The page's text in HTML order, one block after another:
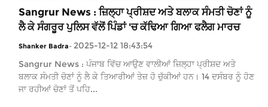
Sangrur News : ਜ਼ਿਲ੍ਹਾ ਪ੍ਰੀਸ਼ਦ ਅਤੇ ਬਲਾਕ ਸੰਮਤੀ ਚੋਣਾਂ ਨੂੰ
ਲੈ ਕੇ ਸੰਗਰੂਰ ਪੁਲਿਸ ਵੱਲੋਂ ਪਿੰਡਾਂ 'ਚ ਕੱਢਿਆ ਗਿਆ ਫਲੈਗ ਮਾਰਚ
Shanker Badra- 2025-12-12 18:43:54
Sangrur News : ਪੰਜਾਬ ਵਿੱਚ ਆਉਣ ਵਾਲੀਆਂ ਜ਼ਿਲ੍ਹਾ ਪ੍ਰੀਸ਼ਦ ਅਤੇ
ਬਲਾਕ ਸੰਮਤੀ ਚੋਣਾਂ ਨੂੰ ਲੈ ਕੇ ਤਿਆਰੀਆਂ ਤੇਜ਼ ਹੋ ਚੁੱਕੀਆਂ ਹਨ। 14 ਦਸੰਬਰ ਨੂੰ ਹੋਣ
ਜਾ ਰਹੀਆਂ ਚੋਣਾਂ ਤੋਂ ਪਹਿ...